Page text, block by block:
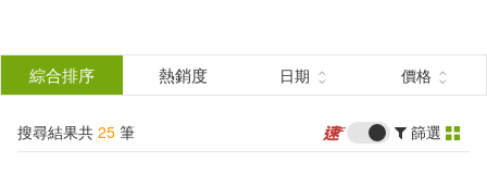
結
分類 (單選)
所有商品(25) 圖書(21)
綜合排序 熱銷度 日期 價格
搜尋結果共 25 筆 篩選